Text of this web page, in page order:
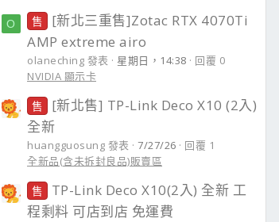
O 售
[新北三重售]Zotac RTX 4070Ti
AMP extreme airo
olaneching 發表 星期日，14:38
回覆 0
NVIDIA 顯示卡
售
[新北售] TP-Link Deco X10 (2入)
全新
huangguosung 發表 7/27/26
回覆 1
全新品(含未拆封良品)販賣區
售
TP-Link Deco X10(2入) 全新 工
程剩料 可店到店 免運費